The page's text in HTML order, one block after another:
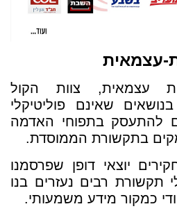
עצמאית
עצמאית, צוות הקול
שאינם פוליטיקלי
להתעסק בתפוחי האדמה
בתקשורת הממוסדת.
יוצאי דופן שפרסמנו
תקשורת רבים נעזרים בנו
כמקור מידע משמעותי.